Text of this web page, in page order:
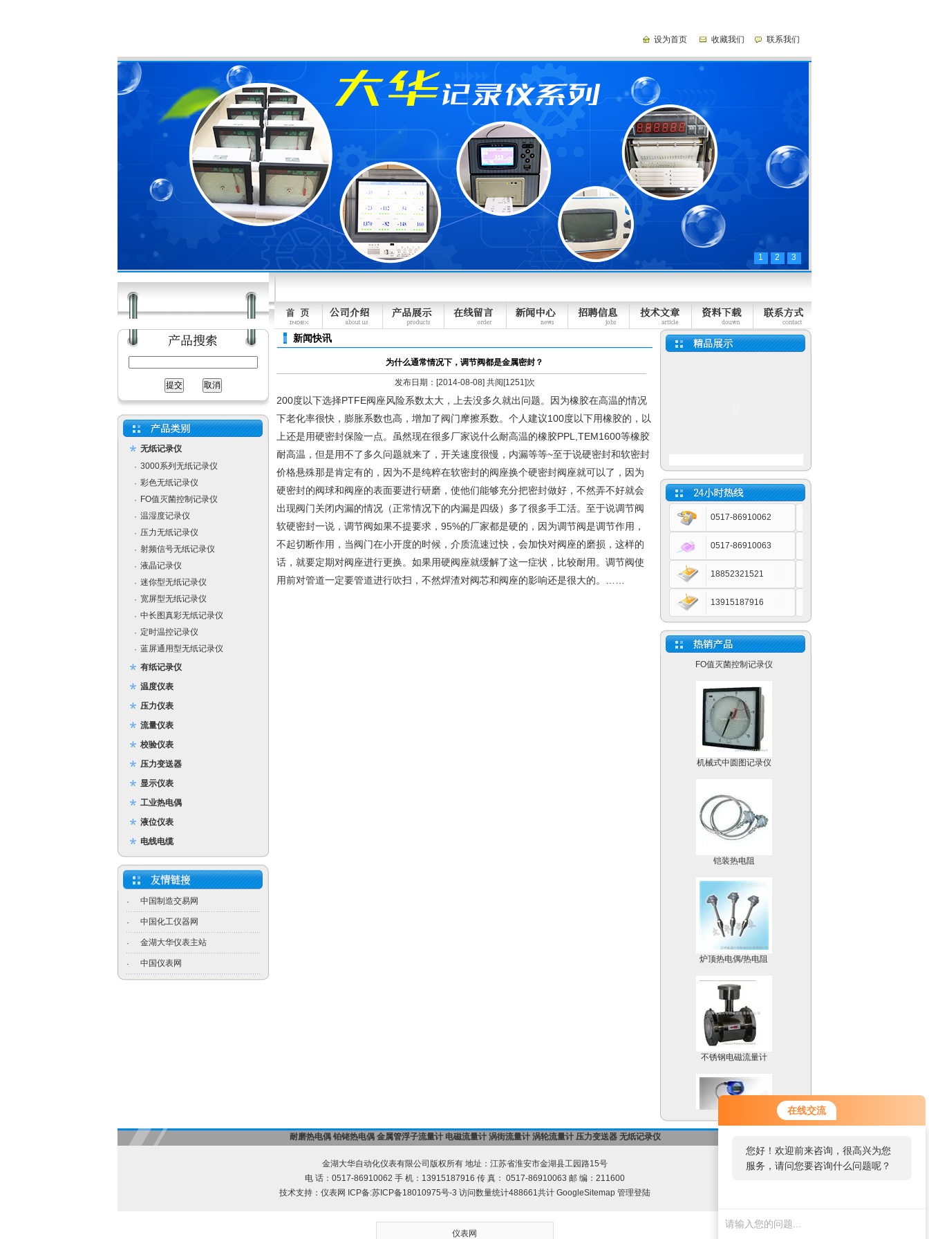
在线交流
您好！欢迎前来咨询，很高兴为您
服务，请问您要咨询什么问题呢？
设为首页 收藏我们 联系我们
1 2 3
无纸记录仪
· 3000系列无纸记录仪
· 彩色无纸记录仪
· FO值灭菌控制记录仪
· 温湿度记录仪
· 压力无纸记录仪
· 射频信号无纸记录仪
· 液晶记录仪
· 迷你型无纸记录仪
· 宽屏型无纸记录仪
· 中长图真彩无纸记录仪
· 定时温控记录仪
· 蓝屏通用型无纸记录仪
有纸记录仪
温度仪表
压力仪表
流量仪表
校验仪表
压力变送器
显示仪表
工业热电偶
液位仪表
电线电缆
· 中国制造交易网
· 中国化工仪器网
· 金湖大华仪表主站
· 中国仪表网
新闻快讯
为什么通常情况下，调节阀都是金属密封？
发布日期：[2014-08-08] 共阅[1251]次
200度以下选择PTFE阀座风险系数太大，上去没多久就出问题。因为橡胶在高温的情况
下老化率很快，膨胀系数也高，增加了阀门摩擦系数。个人建议100度以下用橡胶的，以
上还是用硬密封保险一点。虽然现在很多厂家说什么耐高温的橡胶PPL,TEM1600等橡胶
耐高温，但是用不了多久问题就来了，开关速度很慢，内漏等等~至于说硬密封和软密封
价格悬殊那是肯定有的，因为不是纯粹在软密封的阀座换个硬密封阀座就可以了，因为
硬密封的阀球和阀座的表面要进行研磨，使他们能够充分把密封做好，不然弄不好就会
出现阀门关闭内漏的情况（正常情况下的内漏是四级）多了很多手工活。至于说调节阀
软硬密封一说，调节阀如果不提要求，95%的厂家都是硬的，因为调节阀是调节作用，
不起切断作用，当阀门在小开度的时候，介质流速过快，会加快对阀座的磨损，这样的
话，就要定期对阀座进行更换。如果用硬阀座就缓解了这一症状，比较耐用。调节阀使
用前对管道一定要管道进行吹扫，不然焊渣对阀芯和阀座的影响还是很大的。……
0517-86910062
0517-86910063
18852321521
13915187916
FO值灭菌控制记录仪
机械式中圆图记录仪
炉顶热电偶/热电阻
不锈钢电磁流量计
温度补偿型涡街流量计
耐磨热电偶 铂铑热电偶 金属管浮子流量计 电磁流量计 涡街流量计 涡轮流量计 压力变送器 无纸记录仪
金湖大华自动化仪表有限公司版权所有 地址：江苏省淮安市金湖县工园路15号
电 话：0517-86910062 手 机：13915187916 传 真： 0517-86910063 邮 编：211600
技术支持： 仪表网 ICP备:苏ICP备18010975号-3 访问数量统计488661共计 GoogleSitemap 管理登陆
仪表网